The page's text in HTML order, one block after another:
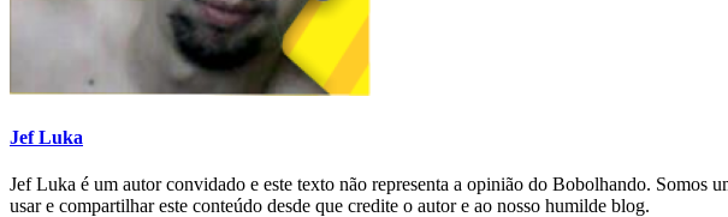
Jef Luka
Jef Luka é um autor convidado e este texto não representa a opinião do Bobolhando. Somos
usar e compartilhar este conteúdo desde que credite o autor e ao nosso humilde blog.